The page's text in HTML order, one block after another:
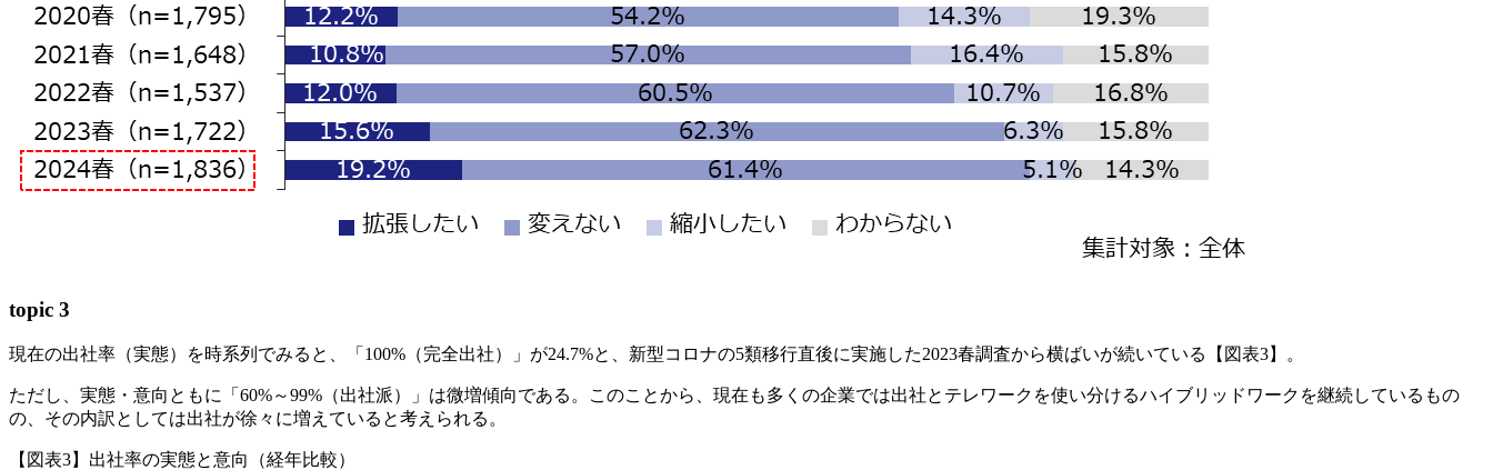
topic 3
現在の出社率（実態）を時系列でみると、「100%（完全出社）」が24.7%と、新型コロナの5類移行直後に実施した2023春調査から横ばいが続いている【図表3】。
ただし、実態・意向ともに「60%～99%（出社派）」は微増傾向である。このことから、現在も多くの企業では出社とテレワークを使い分けるハイブリッドワークを継続しているもの
の、その内訳としては出社が徐々に増えていると考えられる。
【図表3】出社率の実態と意向（経年比較）